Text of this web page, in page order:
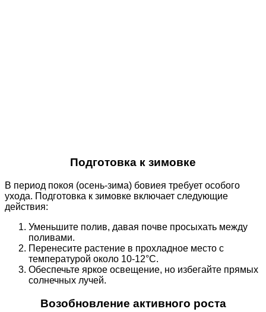
Подготовка к зимовке
В период покоя (осень-зима) бовиея требует особого
ухода. Подготовка к зимовке включает следующие
действия:
Уменьшите полив, давая почве просыхать между
поливами.
Перенесите растение в прохладное место с
температурой около 10-12°C.
Обеспечьте яркое освещение, но избегайте прямых
солнечных лучей.
Возобновление активного роста